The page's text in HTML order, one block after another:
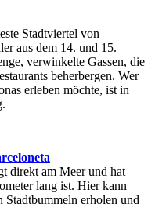
Stadtviertel von
aus dem 14. und 15.
verwinkelte Gassen, die
beherbergen. Wer
erleben möchte, ist in
direkt am Meer und hat
lang ist. Hier kann
Stadtbummeln erholen und